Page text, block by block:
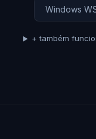
Windows
+ também